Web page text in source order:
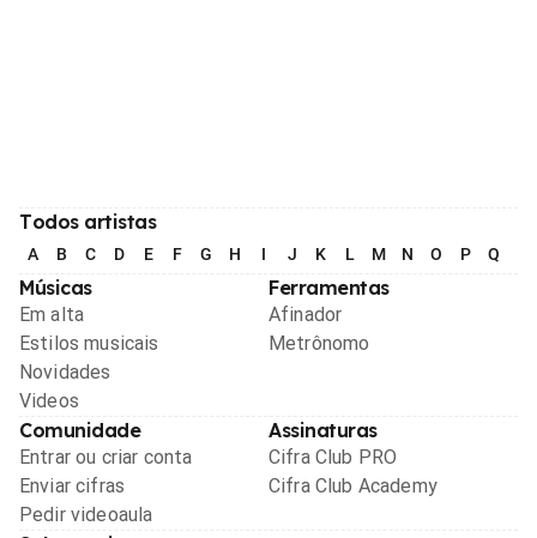
Todos artistas
A B C D E F G H I J K L M N O P Q
Músicas
Em alta
Estilos musicais
Novidades
Videos
Ferramentas
Afinador
Metrônomo
Comunidade
Entrar ou criar conta
Enviar cifras
Pedir videoaula
Assinaturas
Cifra Club PRO
Cifra Club Academy